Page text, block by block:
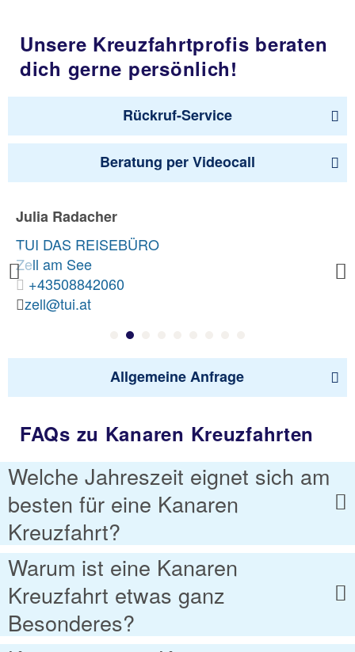
Unsere Kreuzfahrtprofis beraten
dich gerne persönlich!
Rückruf-Service
Beratung per Videocall
Previous
Julia Radacher
TUI DAS REISEBÜRO
Zell am See
+43508842060
zell@tui.at
Allgemeine Anfrage
FAQs zu Kanaren Kreuzfahrten
Welche Jahreszeit eignet sich am
besten für eine Kanaren
Kreuzfahrt?
Warum ist eine Kanaren
Kreuzfahrt etwas ganz
Besonderes?